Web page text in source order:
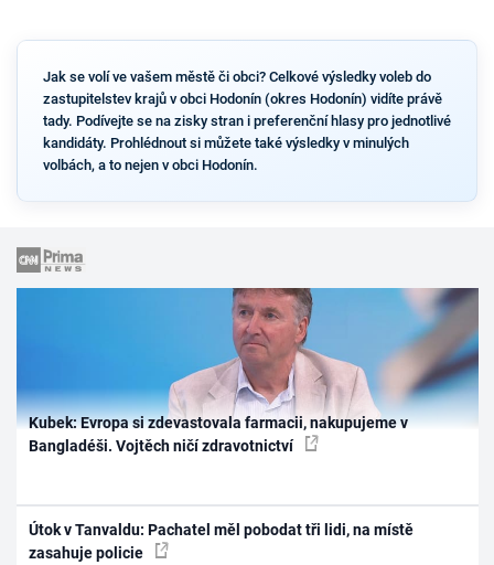
Jak se volí ve vašem městě či obci? Celkové výsledky voleb do
zastupitelstev krajů v obci Hodonín (okres Hodonín) vidíte právě
tady. Podívejte se na zisky stran i preferenční hlasy pro jednotlivé
kandidáty. Prohlédnout si můžete také výsledky v minulých
volbách, a to nejen v obci Hodonín.
Kubek: Evropa si zdevastovala farmacii, nakupujeme v
Bangladéši. Vojtěch ničí zdravotnictví
Útok v Tanvaldu: Pachatel měl pobodat tři lidi, na místě
zasahuje policie